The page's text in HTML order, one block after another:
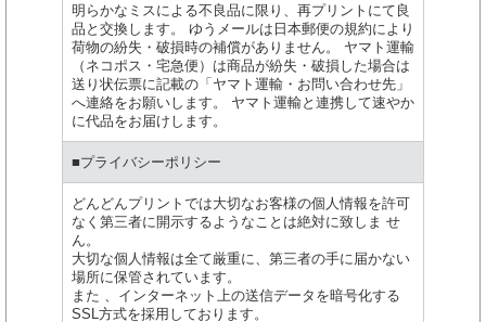
明らかなミスによる不良品に限り、再プリントにて良
品と交換します。 ゆうメールは日本郵便の規約により
荷物の紛失・破損時の補償がありません。 ヤマト運輸
（ネコポス・宅急便）は商品が紛失・破損した場合は
送り状伝票に記載の「ヤマト運輸・お問い合わせ先」
へ連絡をお願いします。 ヤマト運輸と連携して速やか
に代品をお届けします。
■プライバシーポリシー
どんどんプリントでは大切なお客様の個人情報を許可
なく第三者に開示するようなことは絶対に致しま せ
ん。
大切な個人情報は全て厳重に、第三者の手に届かない
場所に保管されています。
また 、インターネット上の送信データを暗号化する
SSL方式を採用しております。